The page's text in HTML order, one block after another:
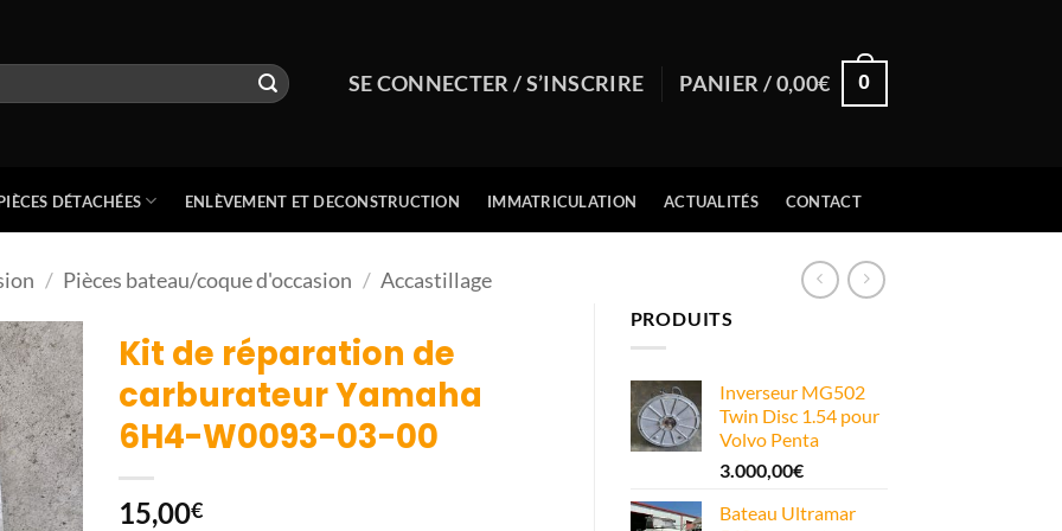
SE CONNECTER / S’INSCRIRE PANIER /0,00€ 0
DÉTACHÉES ENLÈVEMENT ET DECONSTRUCTION IMMATRICULATION ACTUALITÉS CONTACT
/ Pièces bateau/coque d'occasion / Accastillage
PRODUITS
Inverseur MG502
Twin Disc 1.54 pour
Volvo Penta
3.000,00€
Bateau Ultramar
Kit de réparation de
carburateur Yamaha
6H4-W0093-03-00
15,00€